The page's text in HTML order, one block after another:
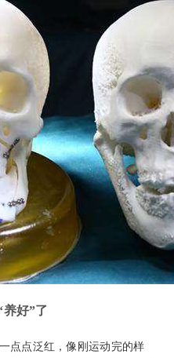
好”了
点点泛红，像刚运动完的样